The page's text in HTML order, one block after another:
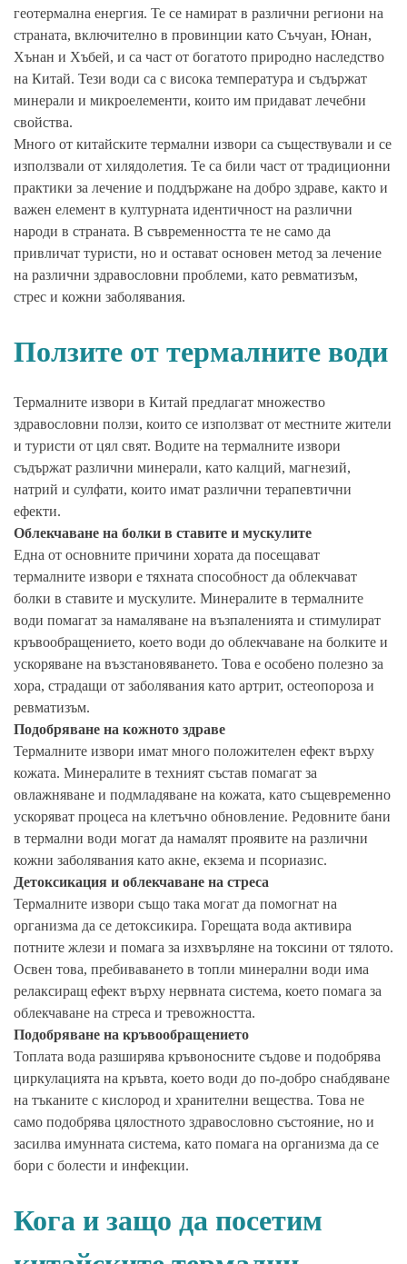
геотермална енергия. Те се намират в различни региони на
страната, включително в провинции като Съчуан, Юнан,
Хънан и Хъбей, и са част от богатото природно наследство
на Китай. Тези води са с висока температура и съдържат
минерали и микроелементи, които им придават лечебни
свойства.
Много от китайските термални извори са съществували и се
използвали от хилядолетия. Те са били част от традиционни
практики за лечение и поддържане на добро здраве, както и
важен елемент в културната идентичност на различни
народи в страната. В съвременността те не само да
привличат туристи, но и остават основен метод за лечение
на различни здравословни проблеми, като ревматизъм,
стрес и кожни заболявания.
Ползите от термалните води
Термалните извори в Китай предлагат множество
здравословни ползи, които се използват от местните жители
и туристи от цял свят. Водите на термалните извори
съдържат различни минерали, като калций, магнезий,
натрий и сулфати, които имат различни терапевтични
ефекти.
Облекчаване на болки в ставите и мускулите
Една от основните причини хората да посещават
термалните извори е тяхната способност да облекчават
болки в ставите и мускулите. Минералите в термалните
води помагат за намаляване на възпаленията и стимулират
кръвообращението, което води до облекчаване на болките и
ускоряване на възстановяването. Това е особено полезно за
хора, страдащи от заболявания като артрит, остеопороза и
ревматизъм.
Подобряване на кожното здраве
Термалните извори имат много положителен ефект върху
кожата. Минералите в техният състав помагат за
овлажняване и подмладяване на кожата, като същевременно
ускоряват процеса на клетъчно обновление. Редовните бани
в термални води могат да намалят проявите на различни
кожни заболявания като акне, екзема и псориазис.
Детоксикация и облекчаване на стреса
Термалните извори също така могат да помогнат на
организма да се детоксикира. Горещата вода активира
потните жлези и помага за изхвърляне на токсини от тялото.
Освен това, пребиваването в топли минерални води има
релаксиращ ефект върху нервната система, което помага за
облекчаване на стреса и тревожността.
Подобряване на кръвообращението
Топлата вода разширява кръвоносните съдове и подобрява
циркулацията на кръвта, което води до по-добро снабдяване
на тъканите с кислород и хранителни вещества. Това не
само подобрява цялостното здравословно състояние, но и
засилва имунната система, като помага на организма да се
бори с болести и инфекции.
Кога и защо да посетим